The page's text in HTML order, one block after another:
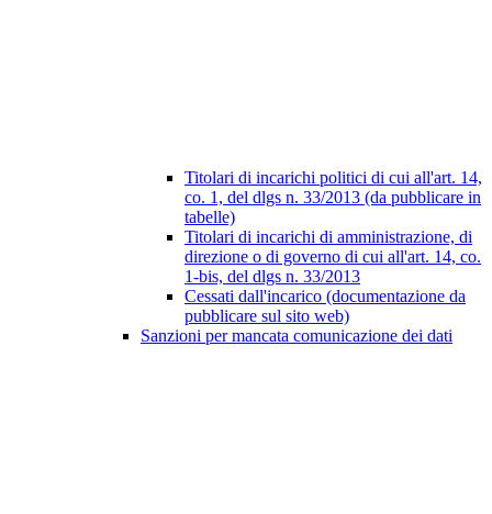
Titolari di incarichi politici di cui all'art. 14,
co. 1, del dlgs n. 33/2013 (da pubblicare in
tabelle)
Titolari di incarichi di amministrazione, di
direzione o di governo di cui all'art. 14, co.
1-bis, del dlgs n. 33/2013
Cessati dall'incarico (documentazione da
pubblicare sul sito web)
Sanzioni per mancata comunicazione dei dati